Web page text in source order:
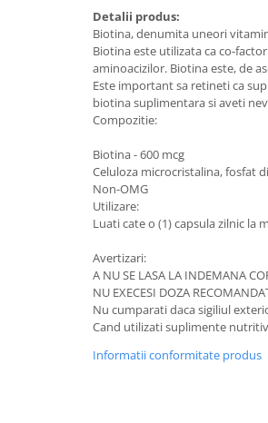
Detalii produs:
Biotina, denumita uneori
Biotina este utilizata ca co-
aminoacizilor. Biotina este, de
Este important sa retineti ca
biotina suplimentara si aveti
Compozitie:
Biotina - 600 mcg
Celuloza microcristalina, fosfat
Non-OMG
Utilizare:
Luati cate o (1) capsula zilnic la
Avertizari:
A NU SE LASA LA INDEMANA
NU EXECESI DOZA
Nu cumparati daca sigiliul
Cand utilizati suplimente
Informatii conformitate produs